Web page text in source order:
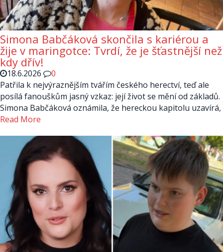
Simona Babčáková skončila s kariérou a
žije v maringotce: Tvrdí, že je šťastnější než
kdy dřív!
18.6.2026
0
Patřila k nejvýraznějším tvářím českého herectví, teď ale
posílá fanouškům jasný vzkaz: její život se mění od základů.
Simona Babčáková oznámila, že hereckou kapitolu uzavírá,
Read More